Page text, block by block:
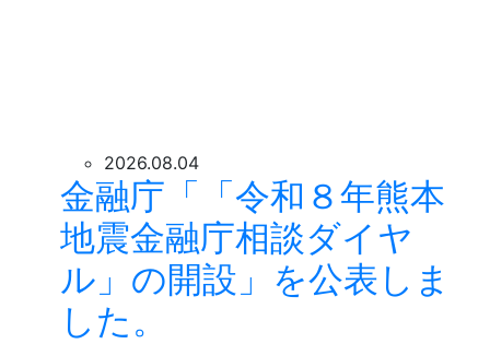
2026.08.04
金融庁「「令和８年熊本
地震金融庁相談ダイヤ
ル」の開設」を公表しま
した。